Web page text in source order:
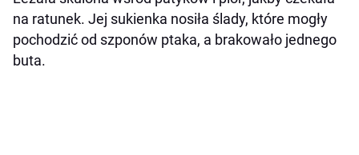
na ratunek. Jej sukienka nosiła ślady, które mogły
pochodzić od szponów ptaka, a brakowało jednego
buta.